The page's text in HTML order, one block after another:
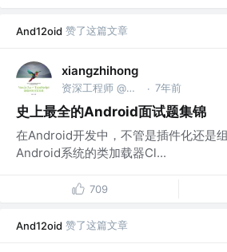
And12oid 赞了这篇文章
xiangzhihong
资深工程师 @小米 · 7年前
史上最全的Android面试题集锦
在Android开发中，不管是插件化还是
Android系统的类加载器Cl...
709
And12oid 赞了这篇文章